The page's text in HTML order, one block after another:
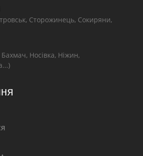
Сторожинець, Сокиряни,
Носівка, Ніжин,